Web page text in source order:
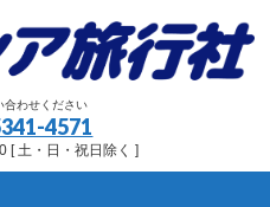
合わせください
4571
[ 土・日・祝日除く ]